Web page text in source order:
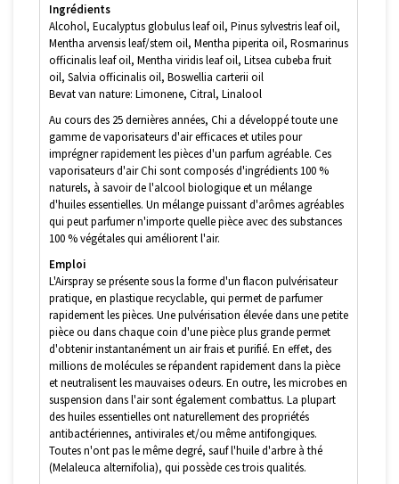
Ingrédients
Alcohol, Eucalyptus globulus leaf oil, Pinus sylvestris leaf oil,
Mentha arvensis leaf/stem oil, Mentha piperita oil, Rosmarinus
officinalis leaf oil, Mentha viridis leaf oil, Litsea cubeba fruit
oil, Salvia officinalis oil, Boswellia carterii oil
Bevat van nature: Limonene, Citral, Linalool
Au cours des 25 dernières années, Chi a développé toute une
gamme de vaporisateurs d'air efficaces et utiles pour
imprégner rapidement les pièces d'un parfum agréable. Ces
vaporisateurs d'air Chi sont composés d'ingrédients 100 %
naturels, à savoir de l'alcool biologique et un mélange
d'huiles essentielles. Un mélange puissant d'arômes agréables
qui peut parfumer n'importe quelle pièce avec des substances
100 % végétales qui améliorent l'air.
Emploi
L'Airspray se présente sous la forme d'un flacon pulvérisateur
pratique, en plastique recyclable, qui permet de parfumer
rapidement les pièces. Une pulvérisation élevée dans une petite
pièce ou dans chaque coin d'une pièce plus grande permet
d'obtenir instantanément un air frais et purifié. En effet, des
millions de molécules se répandent rapidement dans la pièce
et neutralisent les mauvaises odeurs. En outre, les microbes en
suspension dans l'air sont également combattus. La plupart
des huiles essentielles ont naturellement des propriétés
antibactériennes, antivirales et/ou même antifongiques.
Toutes n'ont pas le même degré, sauf l'huile d'arbre à thé
(Melaleuca alternifolia), qui possède ces trois qualités.